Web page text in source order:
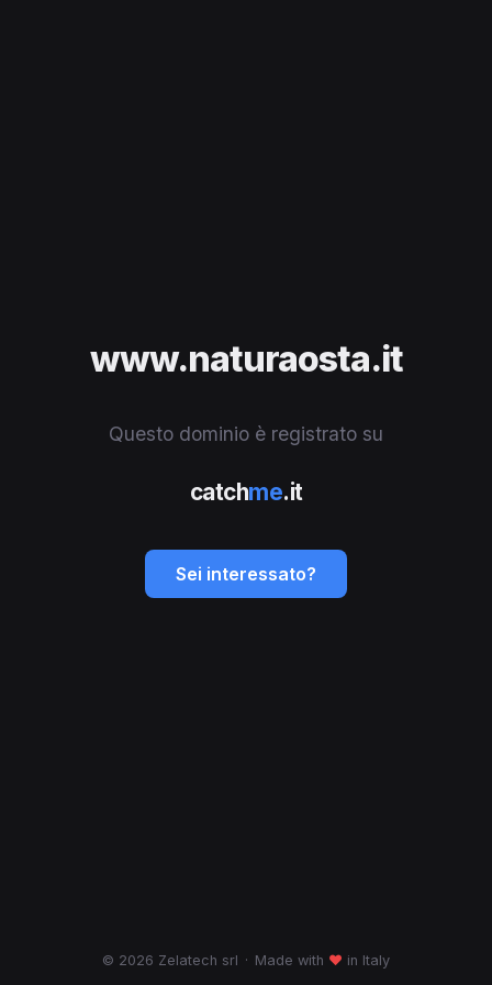
www.naturaosta.it
Questo dominio è registrato su
catchme.it
Sei interessato?
© 2026 Zelatech srl · Made with ♥ in Italy